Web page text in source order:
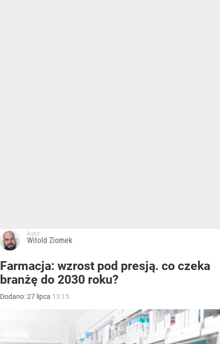
Autor:
Witold Ziomek
Farmacja: wzrost pod presją. co czeka
branżę do 2030 roku?
Dodano:27 lipca 13:15